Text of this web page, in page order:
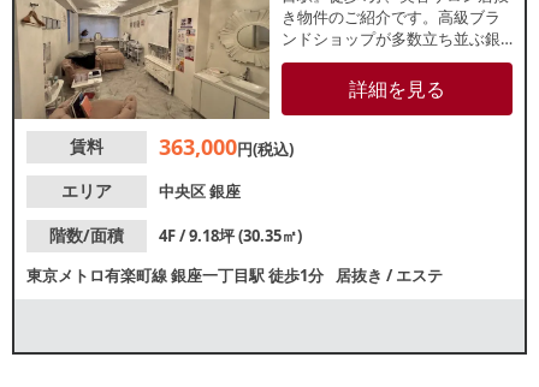
き物件のご紹介です。高級ブラ
ンドショップが多数立ち並ぶ銀
座柳通り沿いのビル4階！造作代
無償のため、クリニックやネイ
ルサロンなど類似業態ご希望の
可能です。軽飲食のご相談も可
詳細を見る
賃料 363,000円(税込)
エリア
中央区銀座
階数/面積
4F / 9.18坪 (30.35㎡)
東京メトロ有楽町線銀座一丁目駅徒歩1分 居抜き /エステ